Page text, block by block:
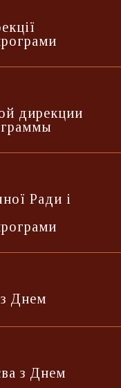
дирекции
Ради і
з Днем
з Днем